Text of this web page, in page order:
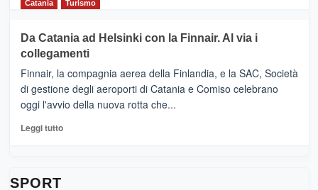
tappe
dell’enoturismo
di
RANDAZZO
–
Ci
siamo
quasi….
pronti
per
Catania Turismo
Da Catania ad Helsinki con la Finnair. Al via i
collegamenti
Finnair, la compagnia aerea della Finlandia, e la SAC, Società
di gestione degli aeroporti di Catania e Comiso celebrano
oggi l'avvio della nuova rotta che...
Leggi tuttoLeggi
SPORT